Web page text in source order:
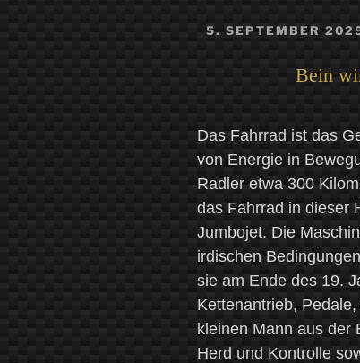
VERÖFFENTLICHT
AM
5. SEPTEMBER
Bein
Das Fahrrad ist das
von Energie in
Radler etwa 300
das Fahrrad in dieser
Jumbojet. Die
irdischen
sie am Ende des 19.
Kettenantrieb,
kleinen Mann aus der
Herd und Kontrolle